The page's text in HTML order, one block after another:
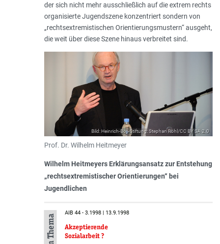
der sich nicht mehr ausschließlich auf die extrem rechts
organisierte Jugendszene konzentriert sondern von
„rechtsextremistischen Orientierungsmustern“ ausgeht,
die weit über diese Szene hinaus verbreitet sind.
Bild: Heinrich-Böll-Stiftung; Stephan Röhl/CC BY SA 2.0
Prof. Dr. Wilhelm Heitmeyer
Wilhelm Heitmeyers Erklärungsansatz zur Entstehung
„rechtsextremistischer Orientierungen“ bei
Jugendlichen
AIB 44 - 3.1998 | 13.9.1998
Akzeptierende
Sozialarbeit ?